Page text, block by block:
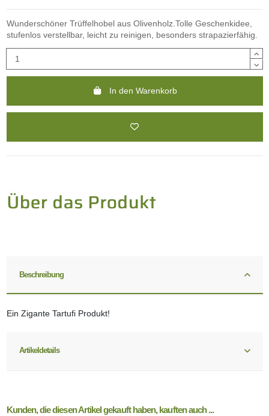
Wunderschöner Trüffelhobel aus Olivenholz.Tolle Geschenkidee,
stufenlos verstellbar, leicht zu reinigen, besonders strapazierfähig.
In den Warenkorb
Beschreibung
Ein Zigante Tartufi Produkt!
Artikeldetails
Kunden, die diesen Artikel gekauft haben, kauften auch ...